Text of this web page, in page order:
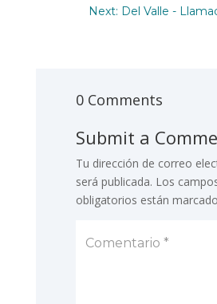
Next: Del Valle -
0 Comments
Submit a
Tu dirección de correo
será publicada. Los
obligatorios están